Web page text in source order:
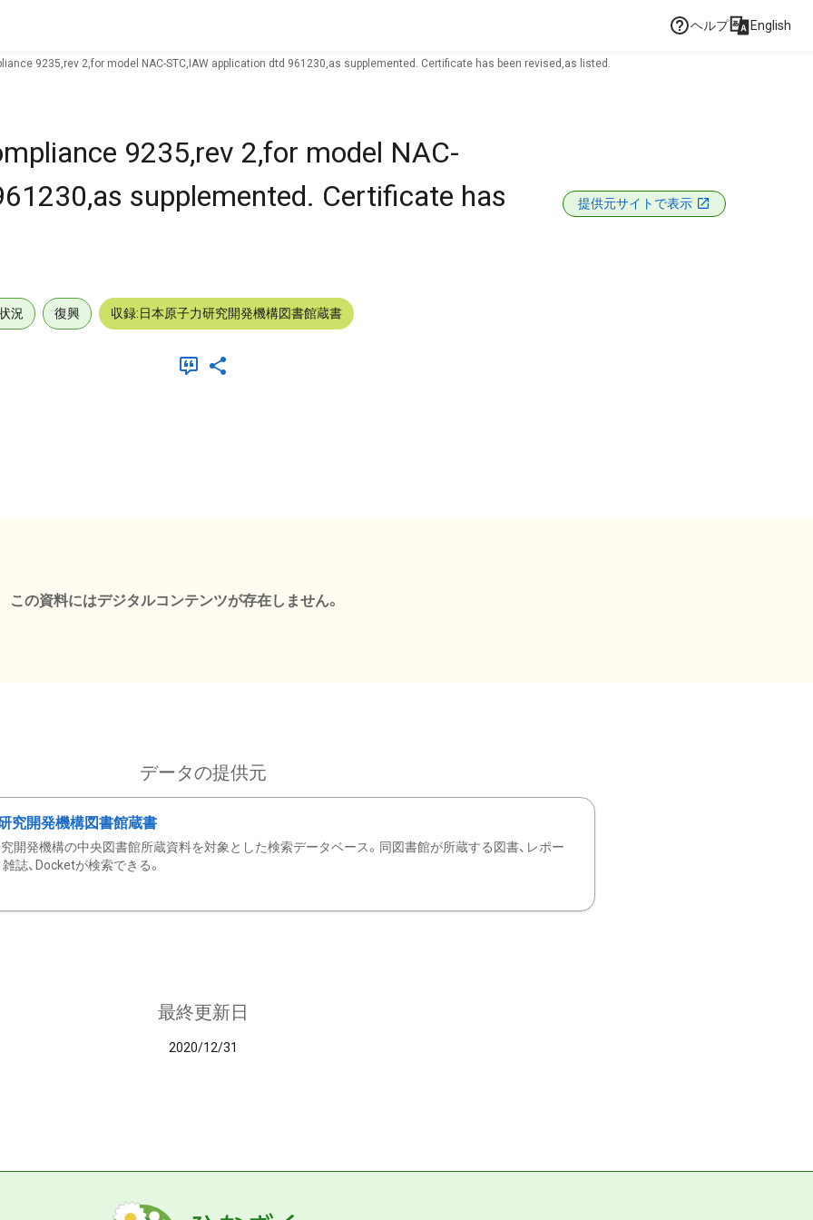
ヘルプ English
9235,rev 2,for model NAC-STC,IAW application dtd 961230,as supplemented. Certificate has been revised,as listed.
9235,rev 2,for model NAC-
supplemented. Certificate has
提供元サイトで表示
況 復興 収録:日本原子力研究開発機構図書館蔵書
この資料にはデジタルコンテンツが存在しません。
データの提供元
究開発機構図書館蔵書
開発機構の中央図書館所蔵資料を対象とした検索データベース。同図書館が所蔵する図書、レポー
雑誌、Docketが検索できる。
最終更新日
2020/12/31